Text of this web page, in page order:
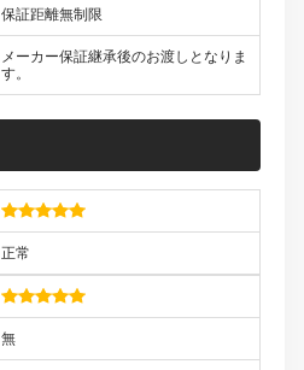
保証距離無制限
メーカー保証継承後のお渡しとなりま
す。
正常
無